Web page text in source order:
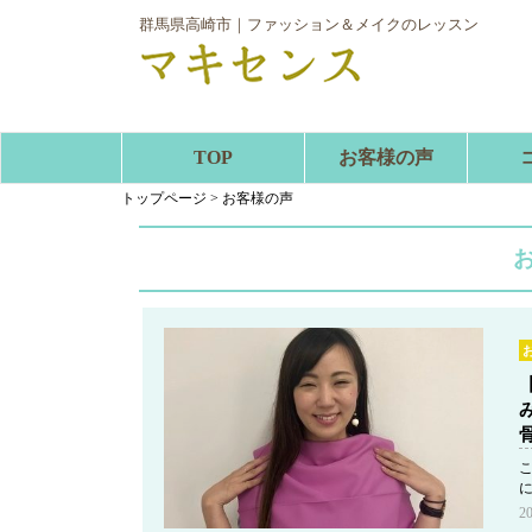
群馬県高崎市｜ファッション＆メイクのレッスン
TOP お客様の声
トップページ > お客様の声